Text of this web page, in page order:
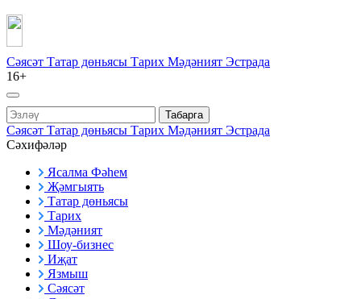
Сәясәт Татар дөньясы Тарих Мәдәният Эстрада
16+
Табарга
Сәясәт Татар дөньясы Тарих Мәдәният Эстрада
Сәхифәләр
Ясалма Фәһем
Җәмгыять
Татар дөньясы
Тарих
Мәдәният
Шоу-бизнес
Иҗат
Язмыш
Сәясәт